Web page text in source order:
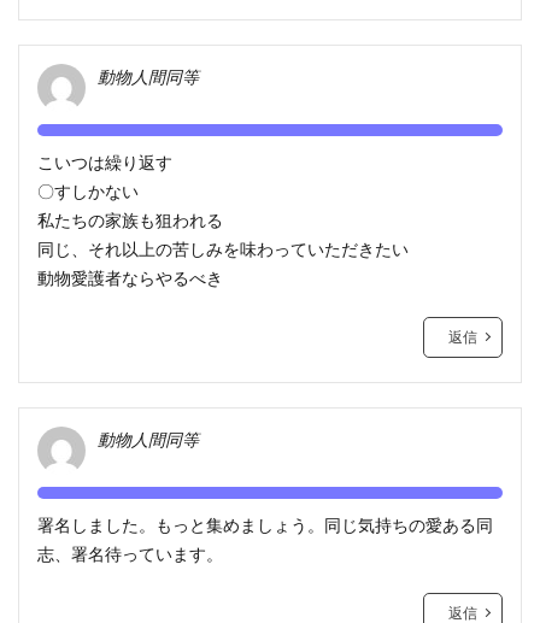
動物人間同等
こいつは繰り返す
〇すしかない
私たちの家族も狙われる
同じ、それ以上の苦しみを味わっていただきたい
動物愛護者ならやるべき
返信
動物人間同等
署名しました。もっと集めましょう。同じ気持ちの愛ある同
志、署名待っています。
返信